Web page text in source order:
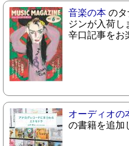
音楽の本 の
ジンが入荷し
辛口記事をお
オーディオの
の書籍を追加